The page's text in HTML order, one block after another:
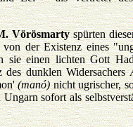
Vörösmartyspürten
der Existenz eines
sie einen lichten Gott
dunklen Widersachers
(manó)nicht ugrischer,
sofort als